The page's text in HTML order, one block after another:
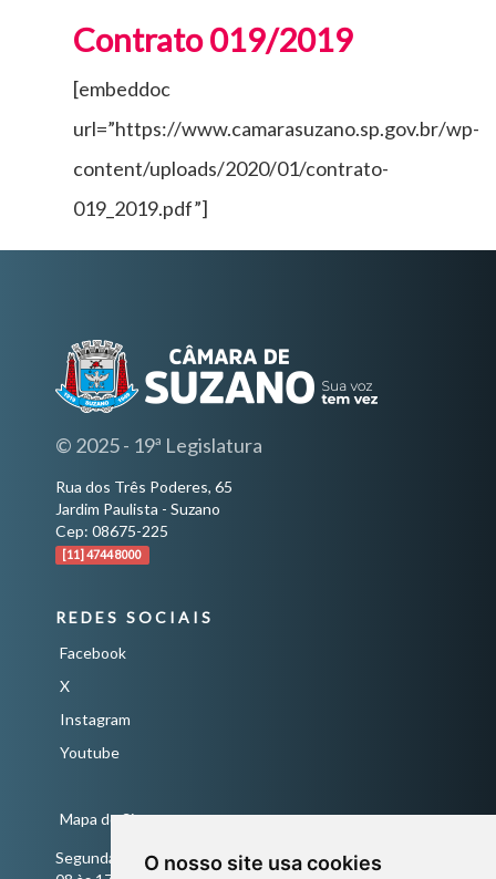
O nosso site usa cookies
Contrato 019/2019
[embeddoc
url=”https://www.camarasuzano.sp.gov.br/wp-
content/uploads/2020/01/contrato-
019_2019.pdf”]
© 2025 - 19ª Legislatura
Rua dos Três Poderes, 65
Jardim Paulista - Suzano
Cep: 08675-225
[11] 4744 8000
REDES SOCIAIS
Facebook
X
Instagram
Youtube
Mapa do Site
Segunda a Sexta-Feira